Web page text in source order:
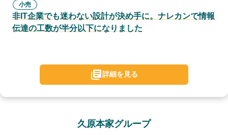
小売
非IT企業でも迷わない設計が決め手に。ナレカンで情報
伝達の工数が半分以下になりました
詳細を見る
久原本家グループ